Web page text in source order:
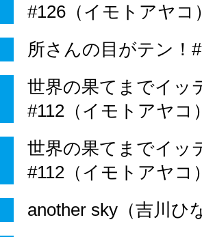
#126（イモトアヤコ）
所さんの目がテン！
世界の果てまでイッ
#112（イモトアヤコ）
世界の果てまでイッ
#112（イモトアヤコ）
another sky（吉川ひ